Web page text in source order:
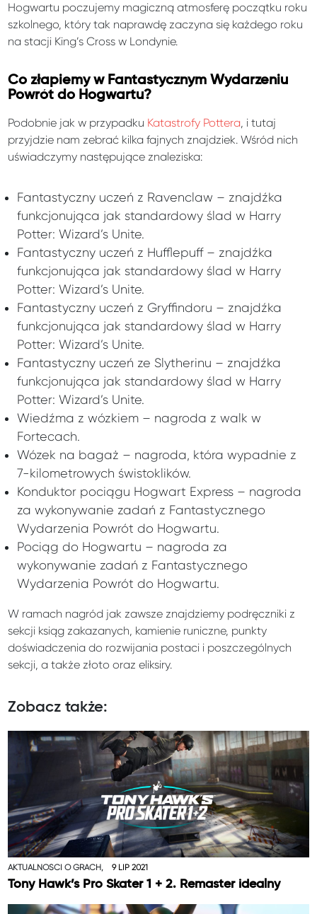
Hogwartu poczujemy magiczną atmosferę początku roku
szkolnego, który tak naprawdę zaczyna się każdego roku
na stacji King’s Cross w Londynie.
Co złapiemy w Fantastycznym Wydarzeniu
Powrót do Hogwartu?
Podobnie jak w przypadku Katastrofy Pottera, i tutaj
przyjdzie nam zebrać kilka fajnych znajdziek. Wśród nich
uświadczymy następujące znaleziska:
Fantastyczny uczeń z Ravenclaw – znajdźka
funkcjonująca jak standardowy ślad w Harry
Potter: Wizard’s Unite.
Fantastyczny uczeń z Hufflepuff – znajdźka
funkcjonująca jak standardowy ślad w Harry
Potter: Wizard’s Unite.
Fantastyczny uczeń z Gryffindoru – znajdźka
funkcjonująca jak standardowy ślad w Harry
Potter: Wizard’s Unite.
Fantastyczny uczeń ze Slytherinu – znajdźka
funkcjonująca jak standardowy ślad w Harry
Potter: Wizard’s Unite.
Wiedźma z wózkiem – nagroda z walk w
Fortecach.
Wózek na bagaż – nagroda, która wypadnie z
7-kilometrowych świstoklików.
Konduktor pociągu Hogwart Express – nagroda
za wykonywanie zadań z Fantastycznego
Wydarzenia Powrót do Hogwartu.
Pociąg do Hogwartu – nagroda za
wykonywanie zadań z Fantastycznego
Wydarzenia Powrót do Hogwartu.
W ramach nagród jak zawsze znajdziemy podręczniki z
sekcji ksiąg zakazanych, kamienie runiczne, punkty
doświadczenia do rozwijania postaci i poszczególnych
sekcji, a także złoto oraz eliksiry.
Zobacz także:
AKTUALNOŚCI O GRACH, 9 LIP 2021
Tony Hawk’s Pro Skater 1 + 2. Remaster idealny